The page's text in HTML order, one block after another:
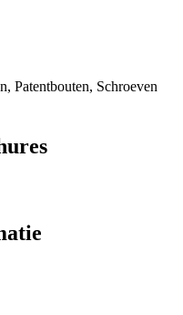
, Patentbouten, Schroeven